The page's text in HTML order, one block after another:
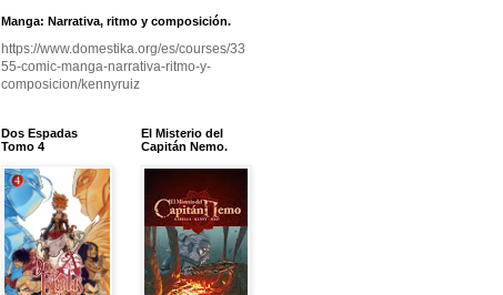
Manga: Narrativa, ritmo y composición.
https://www.domestika.org/es/courses/33
55-comic-manga-narrativa-ritmo-y-
composicion/kennyruiz
Dos Espadas
Tomo 4
El Misterio del
Capitán Nemo.